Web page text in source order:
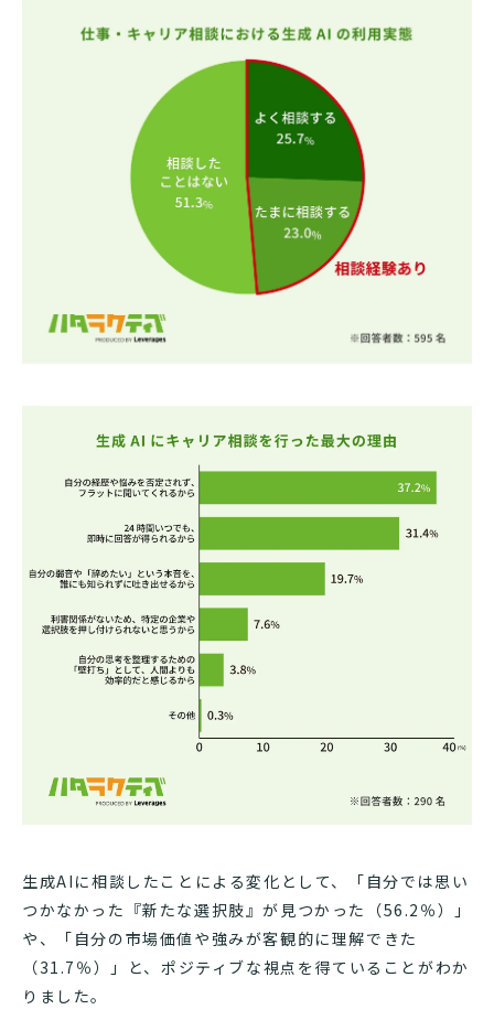
生成AIに相談したことによる変化として、「自分では思い
つかなかった『新たな選択肢』が見つかった（56.2％）」
や、「自分の市場価値や強みが客観的に理解できた
（31.7％）」と、ポジティブな視点を得ていることがわか
りました。